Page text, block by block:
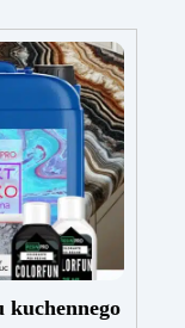
kuchennego